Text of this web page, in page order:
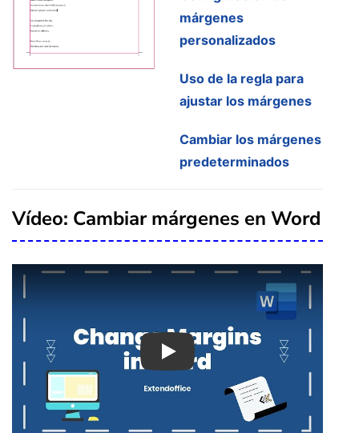
márgenes
personalizados
Uso de la regla para
ajustar los márgenes
Cambiar los márgenes
predeterminados
Vídeo: Cambiar márgenes en Word
Play